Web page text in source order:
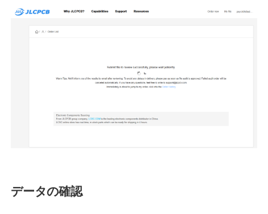
データの確認